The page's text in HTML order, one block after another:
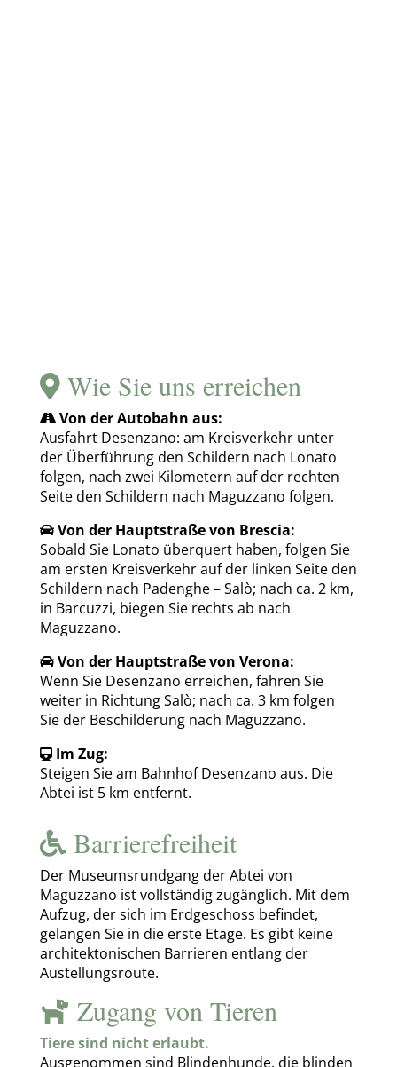
Wie Sie uns erreichen
Von der Autobahn aus:
Ausfahrt Desenzano: am Kreisverkehr unter
der Überführung den Schildern nach Lonato
folgen, nach zwei Kilometern auf der rechten
Seite den Schildern nach Maguzzano folgen.
Von der Hauptstraße von Brescia:
Sobald Sie Lonato überquert haben, folgen Sie
am ersten Kreisverkehr auf der linken Seite den
Schildern nach Padenghe – Salò; nach ca. 2 km,
in Barcuzzi, biegen Sie rechts ab nach
Maguzzano.
Von der Hauptstraße von Verona:
Wenn Sie Desenzano erreichen, fahren Sie
weiter in Richtung Salò; nach ca. 3 km folgen
Sie der Beschilderung nach Maguzzano.
Im Zug:
Steigen Sie am Bahnhof Desenzano aus. Die
Abtei ist 5 km entfernt.
Barrierefreiheit
Der Museumsrundgang der Abtei von
Maguzzano ist vollständig zugänglich. Mit dem
Aufzug, der sich im Erdgeschoss befindet,
gelangen Sie in die erste Etage. Es gibt keine
architektonischen Barrieren entlang der
Austellungsroute.
Zugang von Tieren
Tiere sind nicht erlaubt.
Ausgenommen sind Blindenhunde, die blinden